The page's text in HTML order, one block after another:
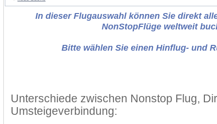
In dieser Flugauswahl können Sie direkt
NonStopFlüge weltweit
Bitte wählen Sie einen Hinflug- und
Unterschiede zwischen Nonstop Flug,
Umsteigeverbindung: